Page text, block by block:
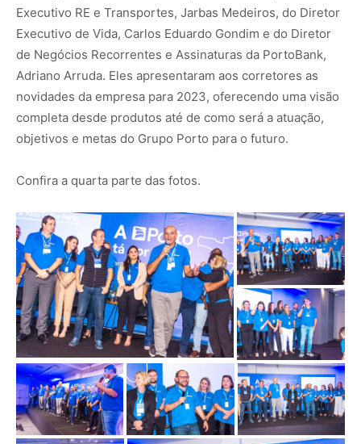
Executivo RE e Transportes, Jarbas Medeiros, do Diretor
Executivo de Vida, Carlos Eduardo Gondim e do Diretor
de Negócios Recorrentes e Assinaturas da PortoBank,
Adriano Arruda. Eles apresentaram aos corretores as
novidades da empresa para 2023, oferecendo uma visão
completa desde produtos até de como será a atuação,
objetivos e metas do Grupo Porto para o futuro.
Confira a quarta parte das fotos.